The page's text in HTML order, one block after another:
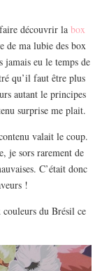
découvrir la box
de ma lubie des box
jamais eu le temps de
qu’il faut être plus
autant le principes
surprise me plait.
valait le coup.
je sors rarement de
C’était donc
!
du Brésil ce